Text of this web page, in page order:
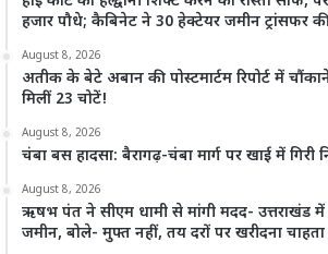
हजार पौधे; कैबिनेट ने 30 हेक्टेयर जमीन ट्रांसफर
August 8, 2026
अतीक के बेटे अबान की पोस्टमार्टम रिपोर्ट में
मिलीं 23 चोटें!
August 8, 2026
चंबा बस हादसा: बैरागढ़-चंबा मार्ग पर खाई में गिरी
August 8, 2026
ऋषभ पंत ने सीएम धामी से मांगी मदद- उत्तराखंड में
जमीन, बोले- मुफ्त नहीं, तय दरों पर खरीदना